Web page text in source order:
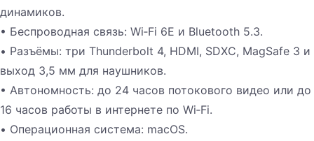
динамиков.
• Беспроводная связь: Wi‑Fi 6E и Bluetooth 5.3.
• Разъёмы: три Thunderbolt 4, HDMI, SDXC, MagSafe 3 и
выход 3,5 мм для наушников.
• Автономность: до 24 часов потокового видео или до
16 часов работы в интернете по Wi‑Fi.
• Операционная система: macOS.